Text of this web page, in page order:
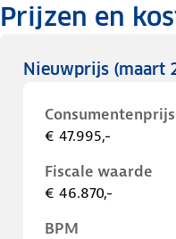
Prijzen en
Nieuwprijs (maart
Consumentenprijs
€ 47.995,-
Fiscale waarde
€ 46.870,-
BPM